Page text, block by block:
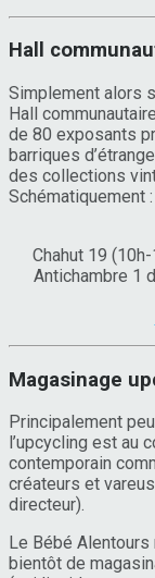
Hall
Simplement alors
Hall
de 80 exposants
barriques
des collections
Schématiquement
Chahut 19
Antichambre 1
Magasinage
Principalement
l’upcycling est au
contemporain
créateurs et
directeur).
Le Bébé
bientôt de